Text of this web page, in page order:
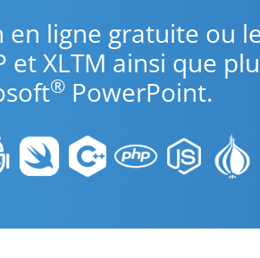
en ligne gratuite ou
et XLTM ainsi que
® PowerPoint.